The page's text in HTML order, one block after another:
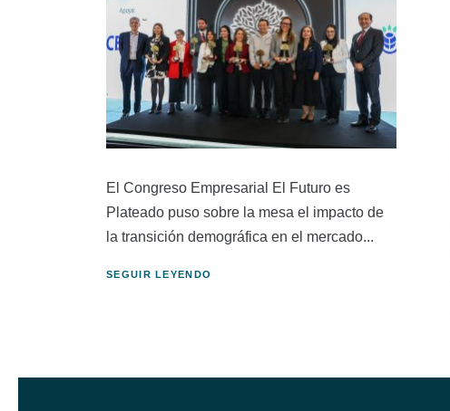
El Congreso Empresarial El Futuro es
Plateado puso sobre la mesa el impacto de
la transición demográfica en el mercado...
SEGUIR LEYENDO